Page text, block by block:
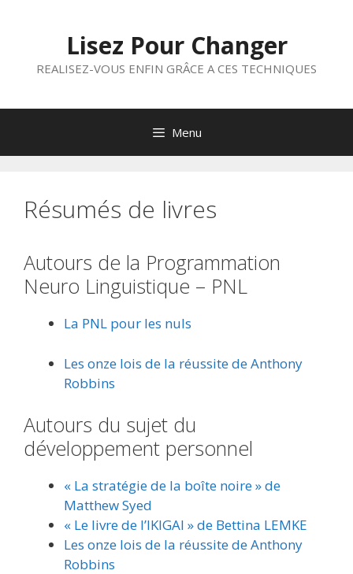
Lisez Pour Changer
REALISEZ-VOUS ENFIN GRÂCE A CES TECHNIQUES
Menu
Résumés de livres
Autours de la Programmation
Neuro Linguistique – PNL
La PNL pour les nuls
Les onze lois de la réussite de Anthony
Robbins
Autours du sujet du
développement personnel
« La stratégie de la boîte noire » de
Matthew Syed
« Le livre de l’IKIGAI » de Bettina LEMKE
Les onze lois de la réussite de Anthony
Robbins